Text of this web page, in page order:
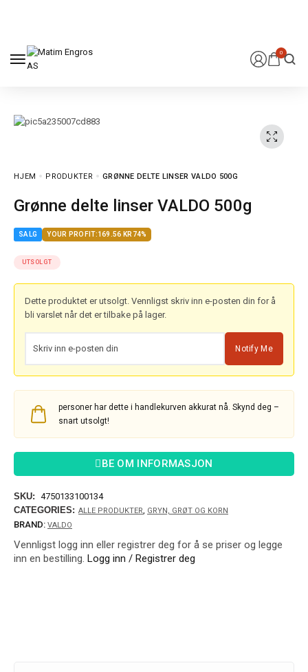
0
HJEM PRODUKTER GRØNNE DELTE LINSER VALDO 500G
Grønne delte linser VALDO 500g
SALG YOUR PROFIT:169.56 KR 74%
UTSOLGT
Dette produktet er utsolgt. Vennligst skriv inn e-posten din for å
bli varslet når det er tilbake på lager.
Notify Me
personer har dette i handlekurven akkurat nå. Skynd deg –
snart utsolgt!
BE OM INFORMASJON
SKU: 4750133100134
CATEGORIES: ALLE PRODUKTER GRYN, GRØT OG KORN
BRAND: VALDO
Vennligst logg inn eller registrer deg for å se priser og legge
inn en bestilling. Logg inn / Registrer deg